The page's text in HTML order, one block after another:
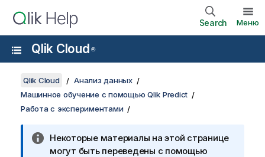
Search Меню
Qlik Cloud ®
Qlik Cloud
Анализ данных
Машинное обучение с помощью Qlik Predict
Работа с экспериментами
Некоторые материалы на этой странице
могут быть переведены с помощью